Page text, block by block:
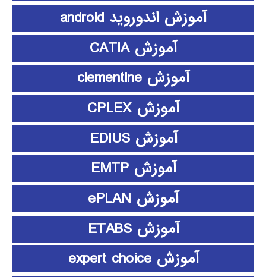
آموزش اندوروید android
آموزش CATIA
آموزش clementine
آموزش CPLEX
آموزش EDIUS
آموزش EMTP
آموزش ePLAN
آموزش ETABS
آموزش expert choice